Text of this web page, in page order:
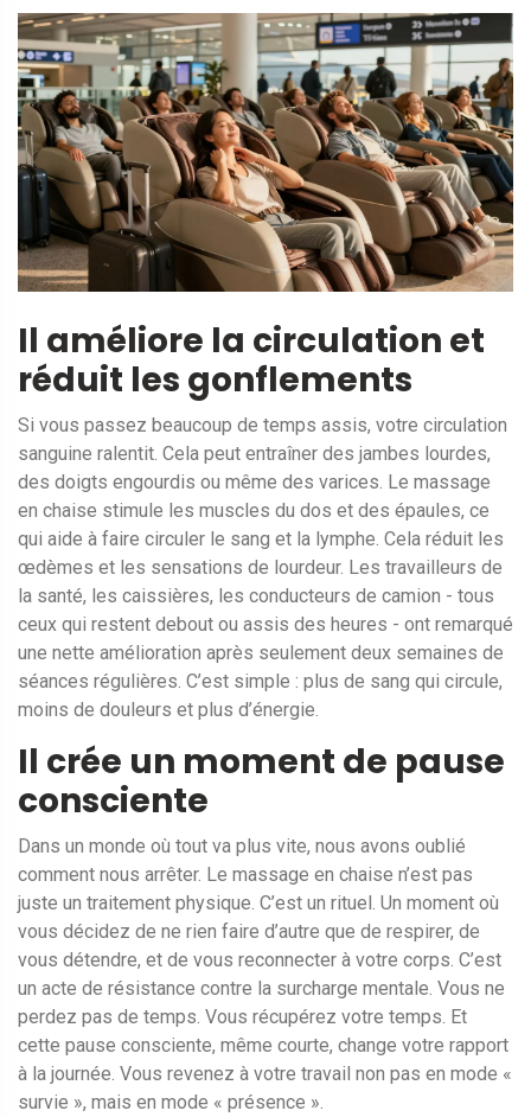
Il améliore la circulation et
réduit les gonflements
Si vous passez beaucoup de temps assis, votre circulation
sanguine ralentit. Cela peut entraîner des jambes lourdes,
des doigts engourdis ou même des varices. Le massage
en chaise stimule les muscles du dos et des épaules, ce
qui aide à faire circuler le sang et la lymphe. Cela réduit les
œdèmes et les sensations de lourdeur. Les travailleurs de
la santé, les caissières, les conducteurs de camion - tous
ceux qui restent debout ou assis des heures - ont remarqué
une nette amélioration après seulement deux semaines de
séances régulières. C’est simple : plus de sang qui circule,
moins de douleurs et plus d’énergie.
Il crée un moment de pause
consciente
Dans un monde où tout va plus vite, nous avons oublié
comment nous arrêter. Le massage en chaise n’est pas
juste un traitement physique. C’est un rituel. Un moment où
vous décidez de ne rien faire d’autre que de respirer, de
vous détendre, et de vous reconnecter à votre corps. C’est
un acte de résistance contre la surcharge mentale. Vous ne
perdez pas de temps. Vous récupérez votre temps. Et
cette pause consciente, même courte, change votre rapport
à la journée. Vous revenez à votre travail non pas en mode «
survie », mais en mode « présence ».